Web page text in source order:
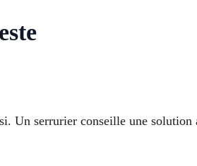
Un serrurier conseille une solution